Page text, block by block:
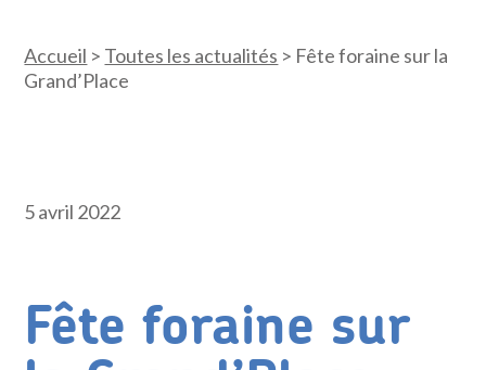
Accueil > Toutes les actualités > Fête foraine sur la
Grand’Place
5 avril 2022
Fête foraine sur